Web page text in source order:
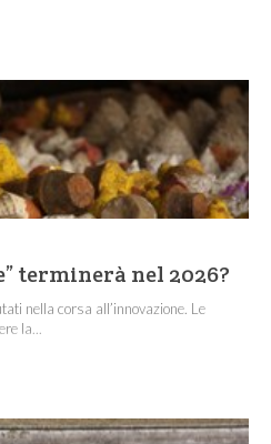
terminerà nel 2026?
nella corsa all’innovazione. Le
la...